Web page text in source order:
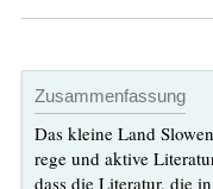
Zusammenfassung
Das kleine Land
rege und aktive
dass die Literatur, die